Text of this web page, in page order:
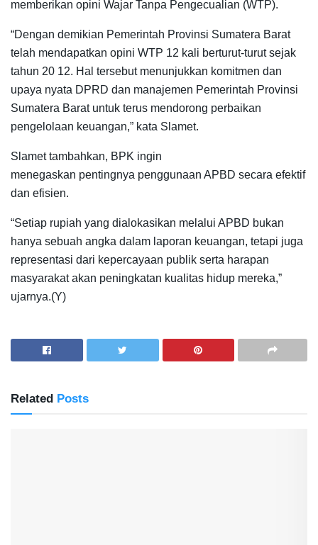
memberikan opini Wajar Tanpa Pengecualian (WTP).
“Dengan demikian Pemerintah Provinsi Sumatera Barat
telah mendapatkan opini WTP 12 kali berturut-turut sejak
tahun 20 12. Hal tersebut menunjukkan komitmen dan
upaya nyata DPRD dan manajemen Pemerintah Provinsi
Sumatera Barat untuk terus mendorong perbaikan
pengelolaan keuangan,” kata Slamet.
Slamet tambahkan, BPK ingin
menegaskan pentingnya penggunaan APBD secara efektif
dan efisien.
“Setiap rupiah yang dialokasikan melalui APBD bukan
hanya sebuah angka dalam laporan keuangan, tetapi juga
representasi dari kepercayaan publik serta harapan
masyarakat akan peningkatan kualitas hidup mereka,”
ujarnya.(Y)
Related Posts